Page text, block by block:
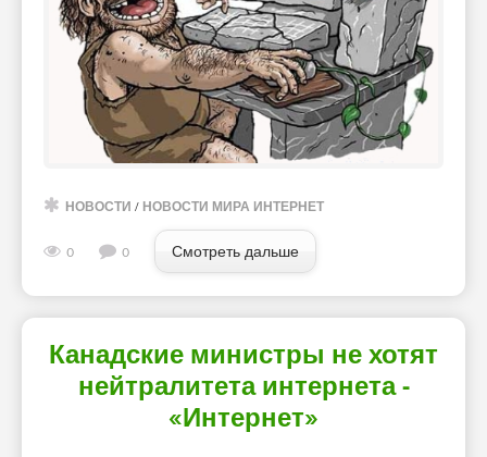
НОВОСТИ / НОВОСТИ МИРА ИНТЕРНЕТ
0 0 Смотреть дальше
Канадские министры не хотят
нейтралитета интернета -
«Интернет»